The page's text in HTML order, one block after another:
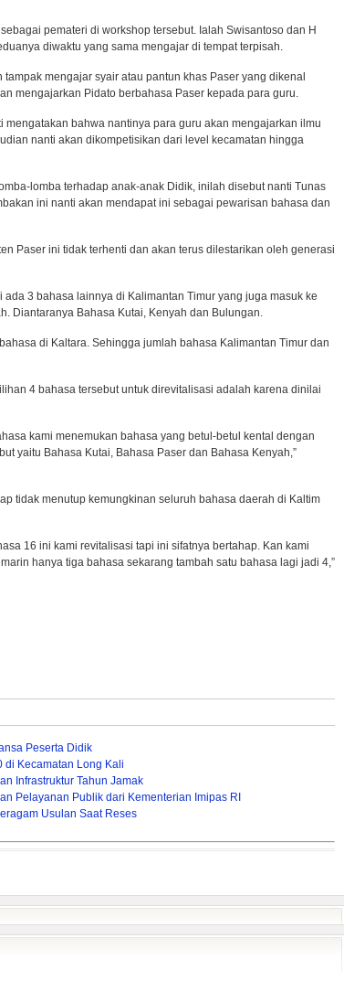
pemateri di workshop tersebut. Ialah Swisantoso dan H
diwaktu yang sama mengajar di tempat terpisah.
mengajar syair atau pantun khas Paser yang dikenal
mengajarkan Pidato berbahasa Paser kepada para guru.
mengatakan bahwa nantinya para guru akan mengajarkan ilmu
nanti akan dikompetisikan dari level kecamatan hingga
lomba terhadap anak-anak Didik, inilah disebut nanti Tunas
ini nanti akan mendapat ini sebagai pewarisan bahasa dan
Paser ini tidak terhenti dan akan terus dilestarikan oleh generasi
ada 3 bahasa lainnya di Kalimantan Timur yang juga masuk ke
Diantaranya Bahasa Kutai, Kenyah dan Bulungan.
di Kaltara. Sehingga jumlah bahasa Kalimantan Timur dan
4 bahasa tersebut untuk direvitalisasi adalah karena dinilai
kami menemukan bahasa yang betul-betul kental dengan
yaitu Bahasa Kutai, Bahasa Paser dan Bahasa Kenyah,”
tidak menutup kemungkinan seluruh bahasa daerah di Kaltim
16 ini kami revitalisasi tapi ini sifatnya bertahap. Kan kami
hanya tiga bahasa sekarang tambah satu bahasa lagi jadi 4,”
Peserta Didik
di Kecamatan Long Kali
Infrastruktur Tahun Jamak
Pelayanan Publik dari Kementerian Imipas RI
Usulan Saat Reses